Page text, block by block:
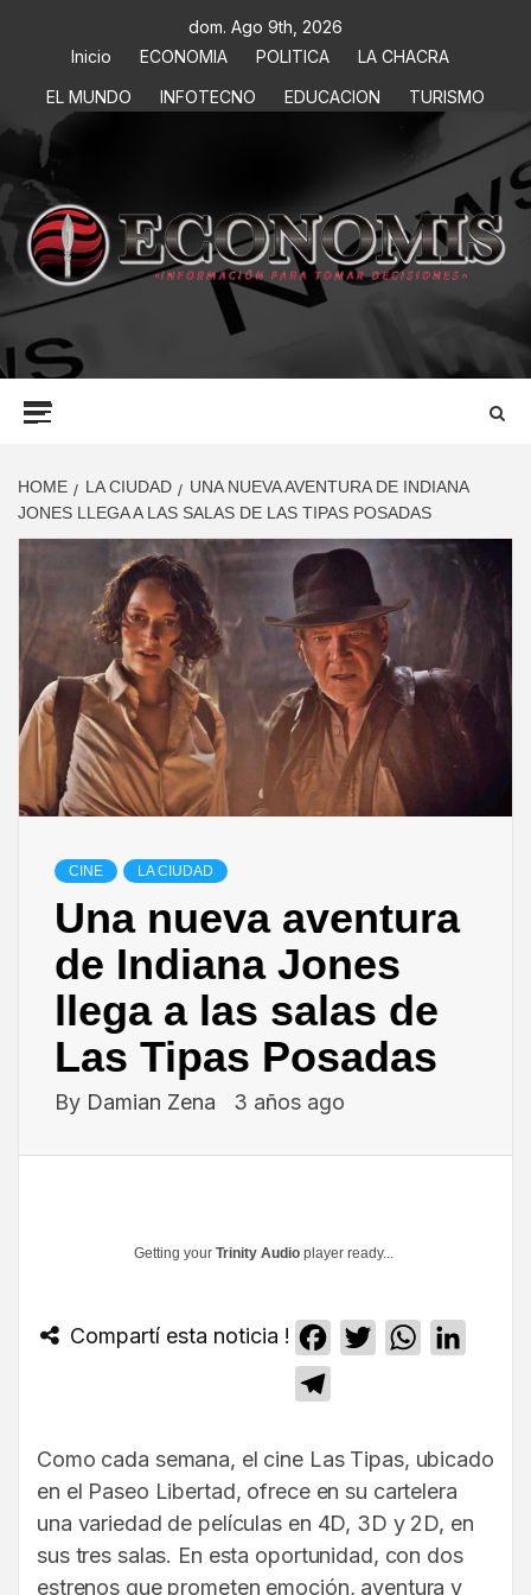
dom. Ago 9th, 2026
Inicio
ECONOMIA POLITICA
LA CHACRA
EL MUNDO
INFOTECNO EDUCACION TURISMO
ECONOMIS
INFORMACIÓN PARA TOMAR DECISIONES
HOME LA CIUDAD
UNA NUEVA AVENTURA DE INDIANA
JONES LLEGA A LAS SALAS DE LAS TIPAS POSADAS
CINE LA CIUDAD
Una nueva aventura
de Indiana Jones
llega a las salas de
Las Tipas Posadas
By Damian Zena 3 años ago
Getting your Trinity Audio player ready...
Compartí esta noticia ! Facebook
TwitterWhatsApp
Como cada semana, el cine Las Tipas, ubicado
en el Paseo Libertad, ofrece en su cartelera
una variedad de películas en 4D, 3D y 2D, en
sus tres salas. En esta oportunidad, con dos
estrenos que prometen emoción, aventura y